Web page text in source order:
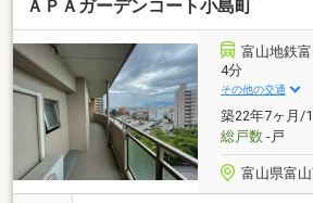
ＡＰＡガーデンコート小島町
富山地鉄
4分
その他の交通
築22年7ヶ月/
総戸数-戸
富山県富